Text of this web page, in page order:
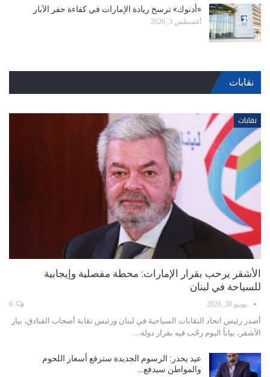
«أدنوك» ترسخ ريادة الإمارات في كفاءة حفر الآبار
أغسطس 3, 2026
نقابات
نقابات
أشقر: نأمل برفع حظر سفر السعوديين إلى لبنان فور انتهاء
الحرب
يونيو 11, 2026
أصدر رئيس اتحاد النقابات السياحية ورئيس نقابة الفنادق في لبنان، بيار الأشقر،
بياناً نوه فيه بالجهود التي بذلها…
الأشقر في عيد العمال: ليكن هذا اليوم محطةً للتقدير
وتجديد…